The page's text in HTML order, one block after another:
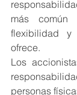
más
flexibilidad
ofrece.
Los
personas